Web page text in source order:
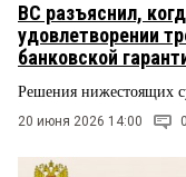
ВС разъяснил,
удовлетворении
банковской
Решения нижестоящих
20 июня 2026 14:00 0